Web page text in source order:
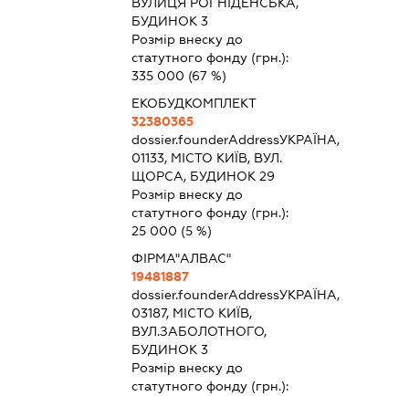
БУДИНОК 3
Розмір внеску до
статутного фонду (грн.):
335 000 (67 %)
ЕКОБУДКОМПЛЕКТ
32380365
dossier.founderAddressУКРАЇНА,
01133, МІСТО КИЇВ, ВУЛ.
ЩОРСА, БУДИНОК 29
Розмір внеску до
статутного фонду (грн.):
25 000 (5 %)
ФІРМА"АЛВАС"
19481887
dossier.founderAddressУКРАЇНА,
03187, МІСТО КИЇВ,
ВУЛ.ЗАБОЛОТНОГО,
БУДИНОК 3
Розмір внеску до
статутного фонду (грн.):